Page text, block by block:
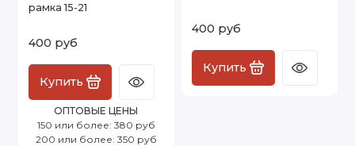
рамка 15-21
400 руб
Купить
ОПТОВЫЕ ЦЕНЫ
150 или более: 380 руб
200 или более: 350 руб
400 руб
Купить